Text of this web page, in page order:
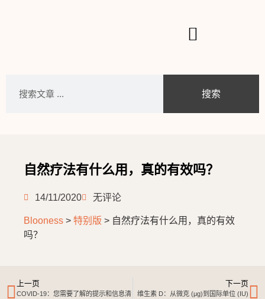
搜索
自然疗法有什么用，真的有效吗？
14/11/2020 无评论
Blooness > 特别版 > 自然疗法有什么用，真的有效
吗？
上一页
COVID-19：您需要了解的提示和信息清
下一页
维生素 D：从微克 (μg)到国际单位 (IU)